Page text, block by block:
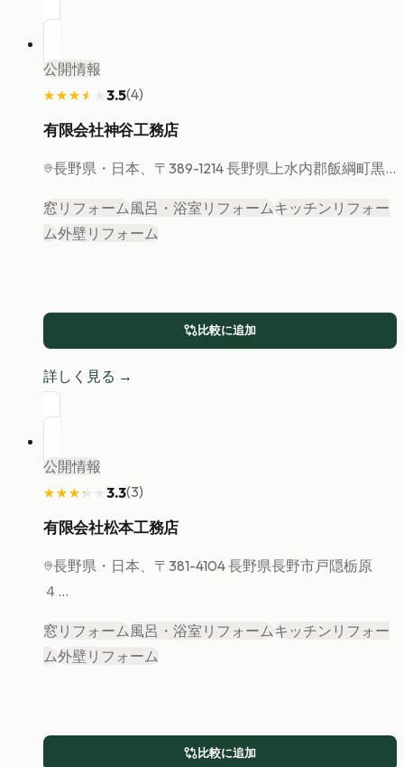
公開情報
★★★★★
★★★★★ 3.5(4)
有限会社神谷工務店
長野県 ・日本、〒389-1214 長野県上水内郡飯綱町黒...
窓リフォーム風呂・浴室リフォームキッチンリフォー
ム外壁リフォーム
比較に追加
詳しく見る →
公開情報
★★★★★
★★★★★ 3.3(3)
有限会社松本工務店
長野県 ・日本、〒381-4104 長野県長野市戸隠栃原
４...
窓リフォーム風呂・浴室リフォームキッチンリフォー
ム外壁リフォーム
比較に追加